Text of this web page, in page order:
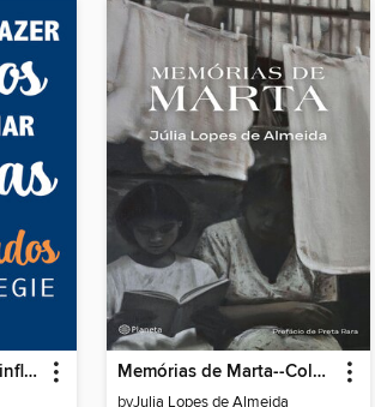
Como fazer amigos e influenciar pessoas--para jovens irados Memórias de Marta--Coleção Clássicos
byJulia Lopes de Almeida